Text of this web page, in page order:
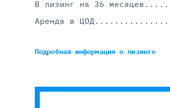
В лизинг на 36 месяцев
Аренда в ЦОД
Подробная информацияо лизинге